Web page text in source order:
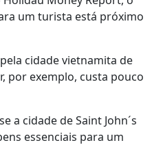
um turista está próximo
cidade vietnamita de
por exemplo, custa pouco
a cidade de Saint John´s
essenciais para um